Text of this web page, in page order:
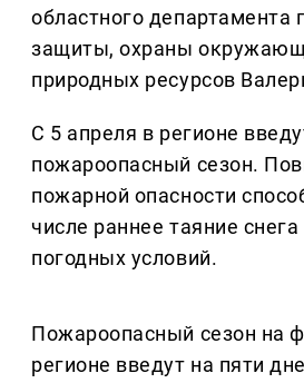
областного департамента
защиты, охраны
природных ресурсов
С 5 апреля в регионе
пожароопасный сезон.
пожарной опасности
числе раннее таяние
погодных условий.
Пожароопасный сезон на
регионе введут на пяти